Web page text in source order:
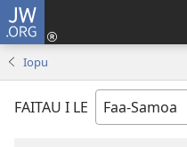
JW.ORG
Iopu
FAITAU I LE